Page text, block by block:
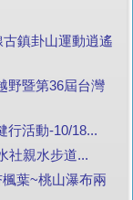
鎮卦山運動逍遙
野暨第36屆台灣
行活動-10/18...
社親水步道...
葉~桃山瀑布兩